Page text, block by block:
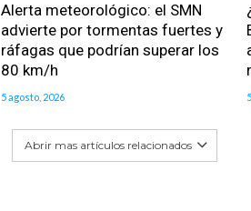
Alerta meteorológico: el SMN
advierte por tormentas fuertes y
ráfagas que podrían superar los
80 km/h
5 agosto, 2026
Abrir mas artículos relacionados